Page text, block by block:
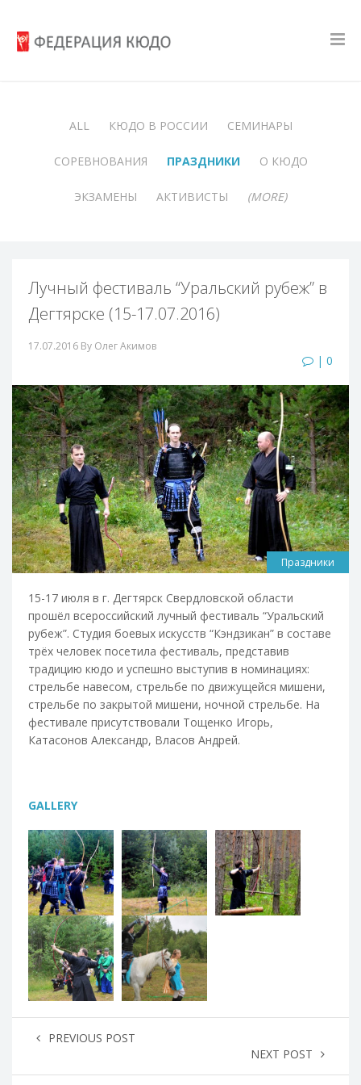
ALL КЮДО В РОССИИ СЕМИНАРЫ
СОРЕВНОВАНИЯ ПРАЗДНИКИ О КЮДО
ЭКЗАМЕНЫ АКТИВИСТЫ (MORE)
Лучный фестиваль “Уральский рубеж” в
Дегтярске (15-17.07.2016)
17.07.2016 By Олег Акимов
| 0
Праздники
15-17 июля в г. Дегтярск Свердловской области
прошёл всероссийский лучный фестиваль “Уральский
рубеж”. Студия боевых искусств “Кэндзикан” в составе
трёх человек посетила фестиваль, представив
традицию кюдо и успешно выступив в номинациях:
стрельбе навесом, стрельбе по движущейся мишени,
стрельбе по закрытой мишени, ночной стрельбе. На
фестивале присутствовали Тощенко Игорь,
Катасонов Александр, Власов Андрей.
GALLERY
PREVIOUS POST
NEXT POST